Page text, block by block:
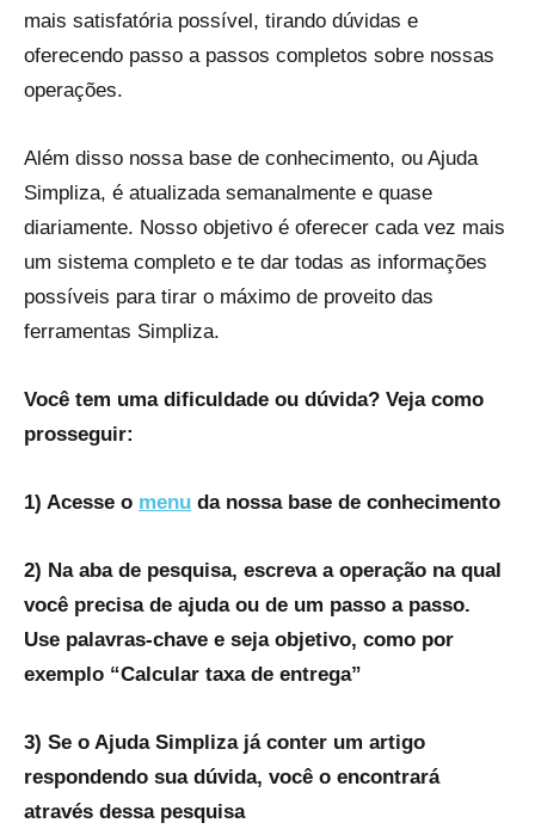
mais satisfatória possível, tirando dúvidas e
oferecendo passo a passos completos sobre nossas
operações.
Além disso nossa base de conhecimento, ou Ajuda
Simpliza, é atualizada semanalmente e quase
diariamente. Nosso objetivo é oferecer cada vez mais
um sistema completo e te dar todas as informações
possíveis para tirar o máximo de proveito das
ferramentas Simpliza.
Você tem uma dificuldade ou dúvida? Veja como
prosseguir:
1) Acesse o menu da nossa base de conhecimento
2) Na aba de pesquisa, escreva a operação na qual
você precisa de ajuda ou de um passo a passo.
Use palavras-chave e seja objetivo, como por
exemplo “Calcular taxa de entrega”
3) Se o Ajuda Simpliza já conter um artigo
respondendo sua dúvida, você o encontrará
através dessa pesquisa